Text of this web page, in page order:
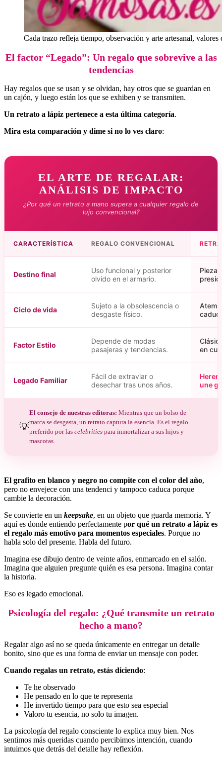
Cada trazo refleja tiempo, observación y arte artesanal,
El factor “Legado”: Un regalo que sobrevive a las
tendencias
Hay regalos que se usan y se olvidan, hay otros que se guardan en
un cajón, y luego están los que se exhiben y se transmiten.
Un retrato a lápiz pertenece a esta última categoría.
Mira esta comparación y dime si no lo ves claro:
EL ARTE DE REGALAR:
ANÁLISIS DE IMPACTO
¿Por qué un retrato a mano supera a cualquier regalo de
lujo convencional?
CARACTERÍSTICA REGALO CONVENCIONAL
Destino final
Uso funcional y posterior
olvido en el armario.
Pieza
Ciclo de vida
Sujeto a la obsolescencia o
desgaste físico.
Factor Estilo
Depende de modas
pasajeras y tendencias.
en
Legado Familiar
Fácil de extraviar o
desechar tras unos años.
une
💡
El consejo de nuestras editoras: Mientras que un bolso de
marca se desgasta, un retrato captura la esencia. Es el regalo
preferido por las celebrities para inmortalizar a sus hijos y
mascotas.
El grafito en blanco y negro no compite con el color del año,
pero no envejece con una tendenci y tampoco caduca porque
cambie la decoración.
Se convierte en un keepsake, en un objeto que guarda memoria. Y
aquí es donde entiendo perfectamente por qué un retrato a lápiz es
el regalo más emotivo para momentos especiales. Porque no
habla solo del presente. Habla del futuro.
Imagina ese dibujo dentro de veinte años, enmarcado en el salón.
Imagina que alguien pregunte quién es esa persona. Imagina contar
la historia.
Eso es legado emocional.
Psicología del regalo: ¿Qué transmite un retrato
hecho a mano?
Regalar algo así no se queda únicamente en entregar un detalle
bonito, sino que es una forma de enviar un mensaje con poder.
Cuando regalas un retrato, estás diciendo:
Te he observado
He pensado en lo que te representa
He invertido tiempo para que esto sea especial
Valoro tu esencia, no solo tu imagen.
La psicología del regalo consciente lo explica muy bien. Nos
sentimos más queridas cuando percibimos intención, cuando
intuimos que detrás del detalle hay reflexión.